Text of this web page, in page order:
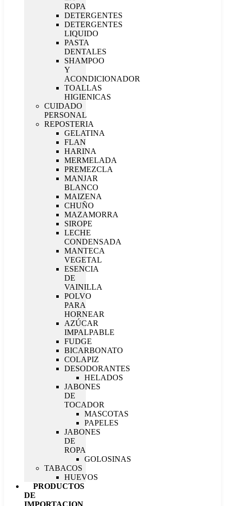
ROPA
DETERGENTES
DETERGENTES
LIQUIDO
PASTA
DENTALES
SHAMPOO
Y
ACONDICIONADOR
TOALLAS
HIGIENICAS
CUIDADO
PERSONAL
REPOSTERIA
GELATINA
FLAN
HARINA
MERMELADA
PREMEZCLA
MANJAR
BLANCO
MAIZENA
CHUÑO
MAZAMORRA
SIROPE
LECHE
CONDENSADA
MANTECA
VEGETAL
ESENCIA
DE
VAINILLA
POLVO
PARA
HORNEAR
AZÚCAR
IMPALPABLE
FUDGE
BICARBONATO
COLAPIZ
DESODORANTES
HELADOS
JABONES
DE
TOCADOR
MASCOTAS
PAPELES
JABONES
DE
ROPA
GOLOSINAS
TABACOS
HUEVOS
PRODUCTOS
DE
IMPORTACION